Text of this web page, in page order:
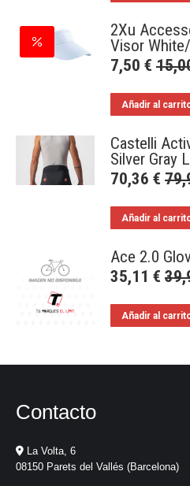
2Xu
Visor
7,50 €
Añadir al
Castelli
Silver Gray L
70,36 €
Añadir al
Ace 2.0
35,11 €
Añadir al
Contacto
La Volta, 6
08150 Parets del Vallés (Barcelona)